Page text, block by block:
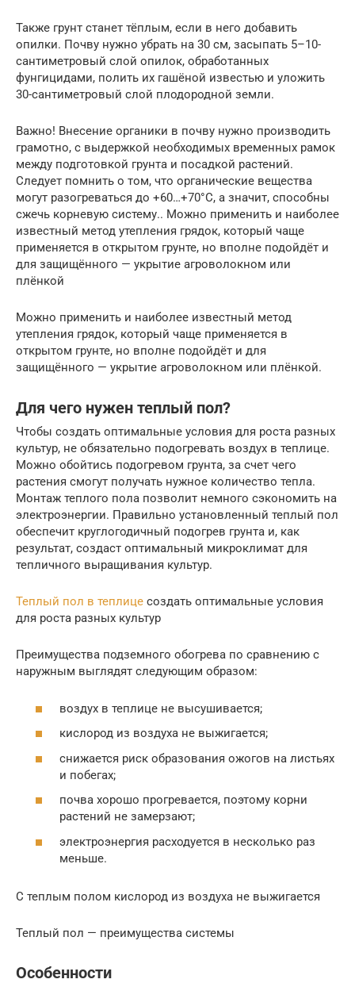
Также грунт станет тёплым, если в него добавить
опилки. Почву нужно убрать на 30 см, засыпать 5–10-
сантиметровый слой опилок, обработанных
фунгицидами, полить их гашёной известью и уложить
30-сантиметровый слой плодородной земли.
Важно! Внесение органики в почву нужно производить
грамотно, с выдержкой необходимых временных рамок
между подготовкой грунта и посадкой растений.
Следует помнить о том, что органические вещества
могут разогреваться до +60…+70°С, а значит, способны
сжечь корневую систему.. Можно применить и наиболее
известный метод утепления грядок, который чаще
применяется в открытом грунте, но вполне подойдёт и
для защищённого — укрытие агроволокном или
плёнкой
Можно применить и наиболее известный метод
утепления грядок, который чаще применяется в
открытом грунте, но вполне подойдёт и для
защищённого — укрытие агроволокном или плёнкой.
Для чего нужен теплый пол?
Чтобы создать оптимальные условия для роста разных
культур, не обязательно подогревать воздух в теплице.
Можно обойтись подогревом грунта, за счет чего
растения смогут получать нужное количество тепла.
Монтаж теплого пола позволит немного сэкономить на
электроэнергии. Правильно установленный теплый пол
обеспечит круглогодичный подогрев грунта и, как
результат, создаст оптимальный микроклимат для
тепличного выращивания культур.
Теплый пол в теплице создать оптимальные условия
для роста разных культур
Преимущества подземного обогрева по сравнению с
наружным выглядят следующим образом:
воздух в теплице не высушивается;
кислород из воздуха не выжигается;
снижается риск образования ожогов на листьях
и побегах;
почва хорошо прогревается, поэтому корни
растений не замерзают;
электроэнергия расходуется в несколько раз
меньше.
С теплым полом кислород из воздуха не выжигается
Теплый пол — преимущества системы
Особенности